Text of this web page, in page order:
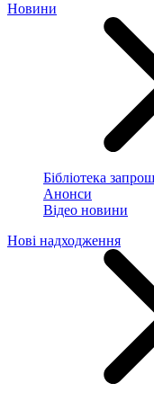
Новини
Бібліотека
Анонси
Відео новини
Нові надходження